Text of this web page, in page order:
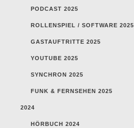
PODCAST 2025
ROLLENSPIEL / SOFTWARE 2025
GASTAUFTRITTE 2025
YOUTUBE 2025
SYNCHRON 2025
FUNK & FERNSEHEN 2025
2024
HÖRBUCH 2024